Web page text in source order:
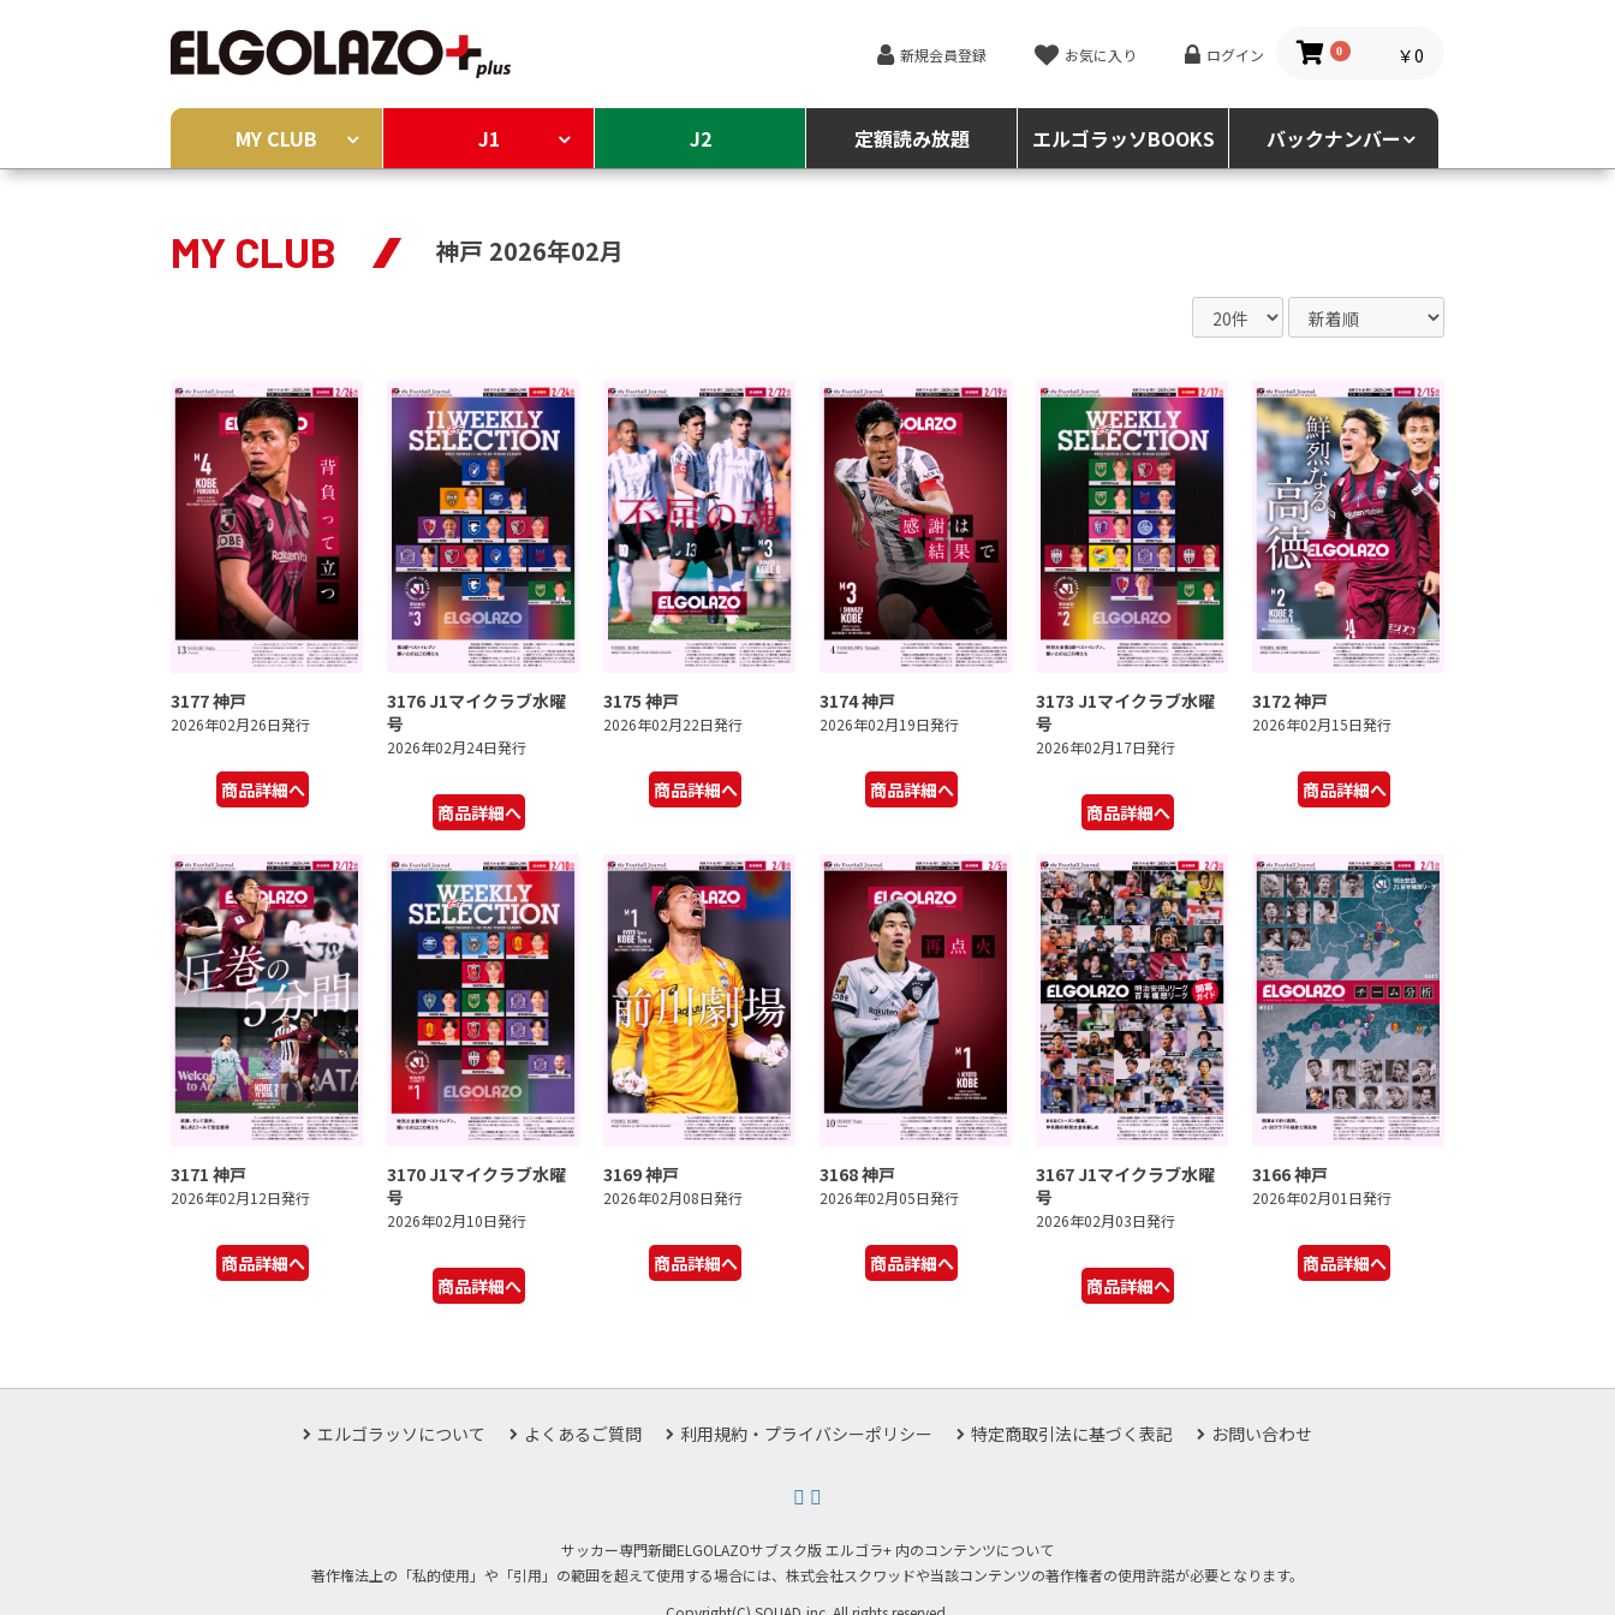
新規会員登録 お気に入り ログイン 0 ￥0
MY CLUB J1 J2 定額読み放題 エルゴラッソBOOKS バックナンバー
MY CLUB 神戸 2026年02月
3177 神戸
2026年02月26日発行
商品詳細へ
3176 J1マイクラブ水曜
号
2026年02月24日発行
商品詳細へ
3175 神戸
2026年02月22日発行
商品詳細へ
3174 神戸
2026年02月19日発行
商品詳細へ
3173 J1マイクラブ水曜
号
2026年02月17日発行
商品詳細へ
3172 神戸
2026年02月15日発行
商品詳細へ
3171 神戸
2026年02月12日発行
商品詳細へ
3170 J1マイクラブ水曜
号
2026年02月10日発行
商品詳細へ
3169 神戸
2026年02月08日発行
商品詳細へ
3168 神戸
2026年02月05日発行
商品詳細へ
3167 J1マイクラブ水曜
号
2026年02月03日発行
商品詳細へ
3166 神戸
2026年02月01日発行
商品詳細へ
エルゴラッソについて よくあるご質問 利用規約・プライバシーポリシー 特定商取引法に基づく表記 お問い合わせ
サッカー専門新聞ELGOLAZOサブスク版 エルゴラ+ 内のコンテンツについて
著作権法上の「私的使用」や「引用」の範囲を超えて使用する場合には、株式会社スクワッドや当該コンテンツの著作権者の使用許諾が必要となります。